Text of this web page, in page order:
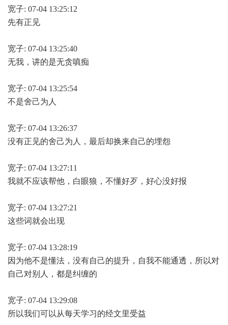
宽子: 07-04 13:25:12
先有正见
宽子: 07-04 13:25:40
无我，讲的是无贪嗔痴
宽子: 07-04 13:25:54
不是舍己为人
宽子: 07-04 13:26:37
没有正见的舍己为人，最后却换来自己的埋怨
宽子: 07-04 13:27:11
我就不应该帮他，白眼狼，不懂好歹，好心没好报
宽子: 07-04 13:27:21
这些词就会出现
宽子: 07-04 13:28:19
因为他不是懂法，没有自己的提升，自我不能通透，所以对
自己对别人，都是纠缠的
宽子: 07-04 13:29:08
所以我们可以从每天学习的经文里受益